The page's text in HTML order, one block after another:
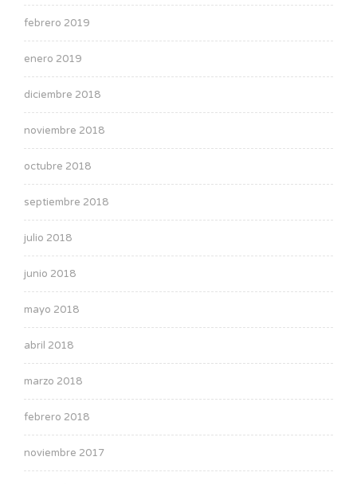
febrero 2019
enero 2019
diciembre 2018
noviembre 2018
octubre 2018
septiembre 2018
julio 2018
junio 2018
mayo 2018
abril 2018
marzo 2018
febrero 2018
noviembre 2017